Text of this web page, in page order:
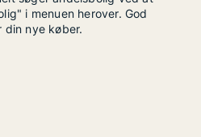
i menuen herover. God
din nye køber.